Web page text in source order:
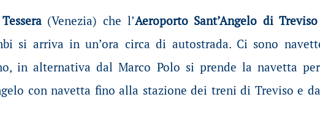
(Venezia) che l’Aeroporto Sant’Angelo di Treviso
si arriva in un’ora circa di autostrada. Ci sono
in alternativa dal Marco Polo si prende la navetta
con navetta fino alla stazione dei treni di Treviso e